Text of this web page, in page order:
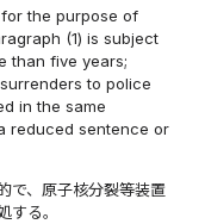
the purpose of
(1) is subject
than five years;
to police
in the same
reduced sentence or
で、原子核分裂等装置
する。